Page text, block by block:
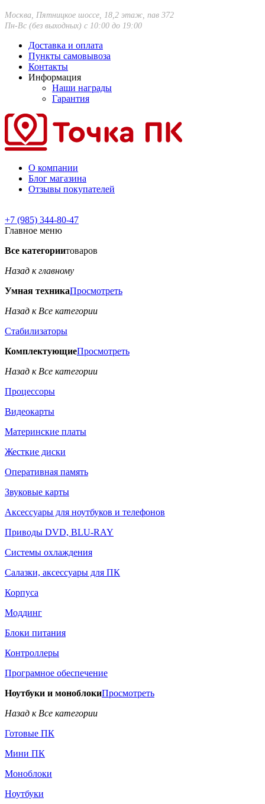
Москва, Пятницкое шоссе, 18,2 этаж, пав 372
Пн-Вс (без выходных) с 10:00 до 19:00
Доставка и оплата
Пункты самовывоза
Контакты
Информация
Наши награды
Гарантия
О компании
Блог магазина
Отзывы покупателей
+7 (985) 344-80-47
Главное меню
Все категориитоваров
Назад к главному
Умная техникаПросмотреть
Назад к Все категории
Стабилизаторы
КомплектующиеПросмотреть
Назад к Все категории
Процессоры
Видеокарты
Материнские платы
Жесткие диски
Оперативная память
Звуковые карты
Аксессуары для ноутбуков и телефонов
Приводы DVD, BLU-RAY
Системы охлаждения
Салазки, аксессуары для ПК
Корпуса
Моддинг
Блоки питания
Контроллеры
Програмное обеспечение
Ноутбуки и моноблокиПросмотреть
Назад к Все категории
Готовые ПК
Мини ПК
Моноблоки
Ноутбуки